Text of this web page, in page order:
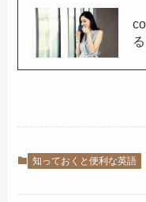
知っておくと便利な英語